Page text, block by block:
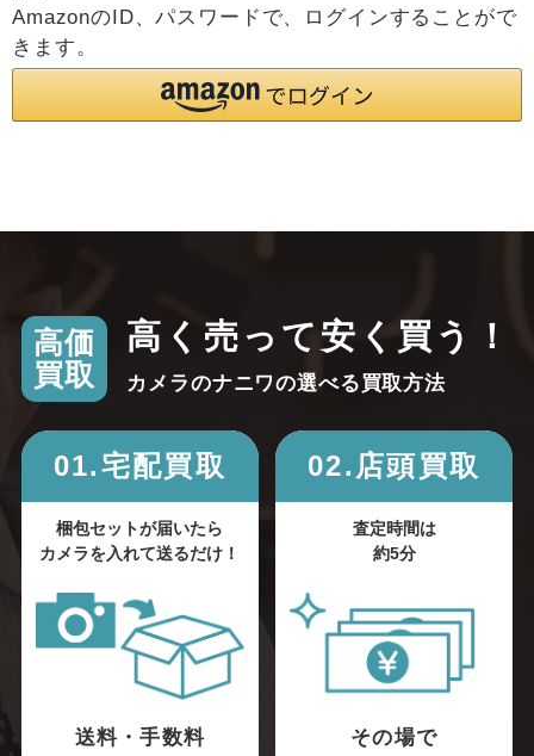
AmazonのID、パスワードで、ログインすることがで
きます。
高価
買取
高く売って安く買う！
カメラのナニワの選べる買取方法
01.宅配買取
梱包セットが届いたら
カメラを入れて送るだけ！
送料・手数料
02.店頭買取
査定時間は
約5分
その場で